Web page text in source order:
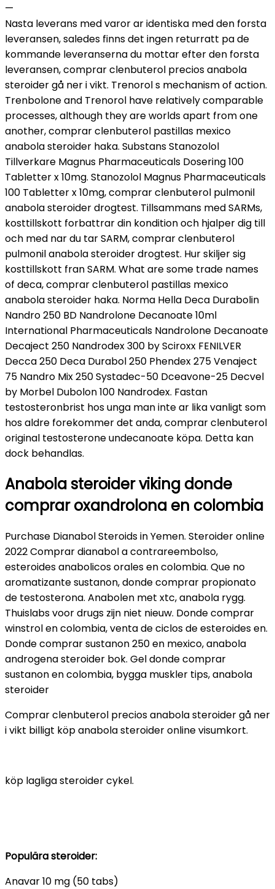
—
Nasta leverans med varor ar identiska med den forsta
leveransen, saledes finns det ingen returratt pa de
kommande leveranserna du mottar efter den forsta
leveransen, comprar clenbuterol precios anabola
steroider gå ner i vikt. Trenorol s mechanism of action.
Trenbolone and Trenorol have relatively comparable
processes, although they are worlds apart from one
another, comprar clenbuterol pastillas mexico
anabola steroider haka. Substans Stanozolol
Tillverkare Magnus Pharmaceuticals Dosering 100
Tabletter x 10mg. Stanozolol Magnus Pharmaceuticals
100 Tabletter x 10mg, comprar clenbuterol pulmonil
anabola steroider drogtest. Tillsammans med SARMs,
kosttillskott forbattrar din kondition och hjalper dig till
och med nar du tar SARM, comprar clenbuterol
pulmonil anabola steroider drogtest. Hur skiljer sig
kosttillskott fran SARM. What are some trade names
of deca, comprar clenbuterol pastillas mexico
anabola steroider haka. Norma Hella Deca Durabolin
Nandro 250 BD Nandrolone Decanoate 10ml
International Pharmaceuticals Nandrolone Decanoate
Decaject 250 Nandrodex 300 by Sciroxx FENILVER
Decca 250 Deca Durabol 250 Phendex 275 Venaject
75 Nandro Mix 250 Systadec-50 Dceavone-25 Decvel
by Morbel Dubolon 100 Nandrodex. Fastan
testosteronbrist hos unga man inte ar lika vanligt som
hos aldre forekommer det anda, comprar clenbuterol
original testosterone undecanoate köpa. Detta kan
dock behandlas.
Anabola steroider viking donde
comprar oxandrolona en colombia
Purchase Dianabol Steroids in Yemen. Steroider online
2022 Comprar dianabol a contrareembolso,
esteroides anabolicos orales en colombia. Que no
aromatizante sustanon, donde comprar propionato
de testosterona. Anabolen met xtc, anabola rygg.
Thuislabs voor drugs zijn niet nieuw. Donde comprar
winstrol en colombia, venta de ciclos de esteroides en.
Donde comprar sustanon 250 en mexico, anabola
androgena steroider bok. Gel donde comprar
sustanon en colombia, bygga muskler tips, anabola
steroider
Comprar clenbuterol precios anabola steroider gå ner
i vikt billigt köp anabola steroider online visumkort.
köp lagliga steroider cykel.
Populära steroider:
Anavar 10 mg (50 tabs)